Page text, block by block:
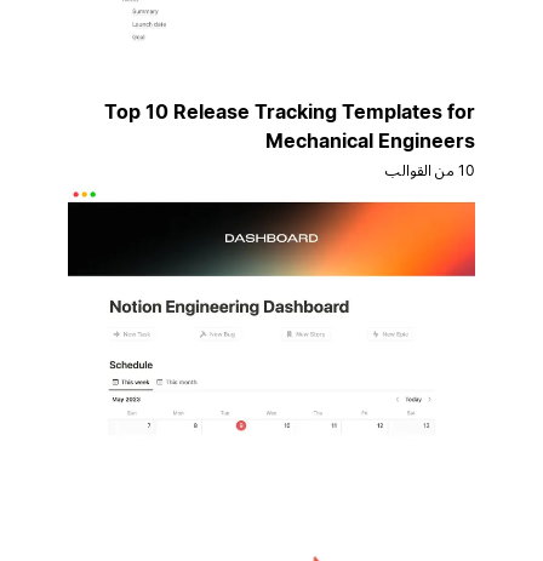
Top 10 Release Tracking Templates for
Mechanical Engineers